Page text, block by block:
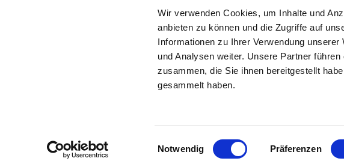
Wir verwenden Cookies, um Inhalte und
anbieten zu können und die Zugriffe auf
Informationen zu Ihrer Verwendung
und Analysen weiter. Unsere Partner
zusammen, die Sie ihnen bereitgestellt
gesammelt haben.
Einwilligungsauswahl
Notwendig Präferenzen
Über uns
Impressum
AGB / Widerrufsrecht
Datenschutz